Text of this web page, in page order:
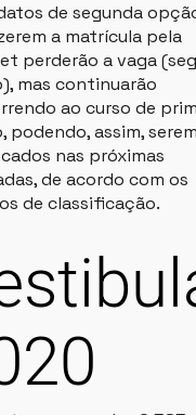
de segunda
a matrícula pela
perderão a vaga
mas continuarão
ao curso de
podendo, assim,
nas próximas
de acordo com os
de classificação.